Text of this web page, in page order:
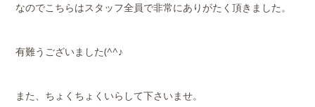
なのでこちらはスタッフ全員で非常にありがたく頂きました。
有難うございました(^^♪
また、ちょくちょくいらして下さいませ。